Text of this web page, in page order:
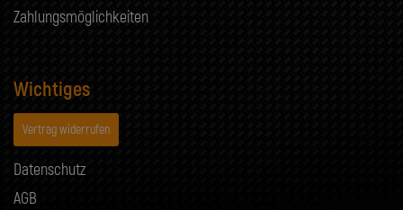
Zahlungsmöglichkeiten
Wichtiges
Vertrag widerrufen
Datenschutz
AGB